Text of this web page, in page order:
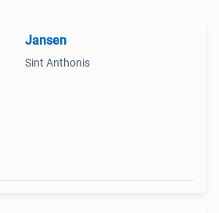
Jansen
Sint Anthonis